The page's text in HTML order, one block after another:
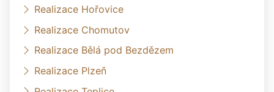
Realizace Hořovice
Realizace Chomutov
Realizace Bělá pod Bezdězem
Realizace Plzeň